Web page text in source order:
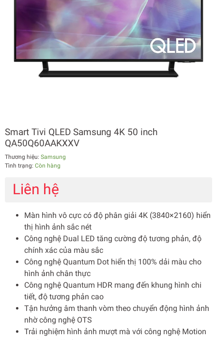
Smart Tivi QLED Samsung 4K 50 inch
QA50Q60AAKXXV
Thương hiệu: Samsung
Tình trạng: Còn hàng
Liên hệ
Màn hình vô cực có độ phân giải 4K (3840×2160) hiển
thị hình ảnh sắc nét
Công nghệ Dual LED tăng cường độ tương phản, độ
chính xác của màu sắc
Công nghệ Quantum Dot hiển thị 100% dải màu cho
hình ảnh chân thực
Công nghệ Quantum HDR mang đến khung hình chi
tiết, độ tương phản cao
Tận hưởng âm thanh vòm theo chuyển động hình ảnh
nhờ công nghệ OTS
Trải nghiệm hình ảnh mượt mà với công nghệ Motion